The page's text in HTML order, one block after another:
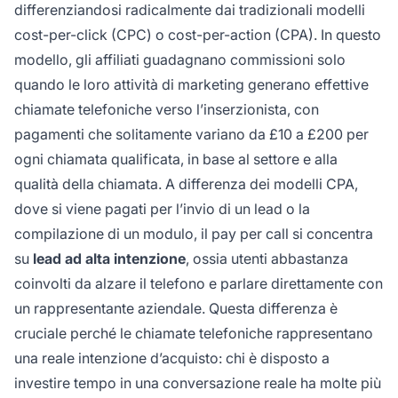
differenziandosi radicalmente dai tradizionali modelli
cost-per-click (CPC) o cost-per-action (CPA). In questo
modello, gli affiliati guadagnano commissioni solo
quando le loro attività di marketing generano effettive
chiamate telefoniche verso l’inserzionista, con
pagamenti che solitamente variano da £10 a £200 per
ogni chiamata qualificata, in base al settore e alla
qualità della chiamata. A differenza dei modelli CPA,
dove si viene pagati per l’invio di un lead o la
compilazione di un modulo, il pay per call si concentra
su lead ad alta intenzione, ossia utenti abbastanza
coinvolti da alzare il telefono e parlare direttamente con
un rappresentante aziendale. Questa differenza è
cruciale perché le chiamate telefoniche rappresentano
una reale intenzione d’acquisto: chi è disposto a
investire tempo in una conversazione reale ha molte più